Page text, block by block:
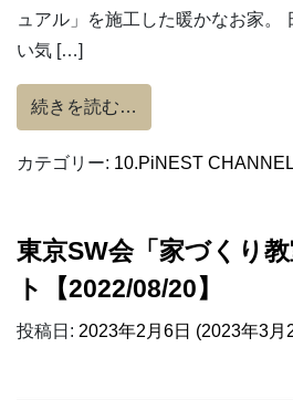
ュアル」を施工した暖かなお家。
い気 […]
続きを読む…
カテゴリー: 10.PiNEST CHANNEL
東京SW会「家づくり
ト【2022/08/20】
投稿日: 2023年2月6日 (2023年3月